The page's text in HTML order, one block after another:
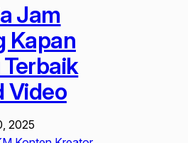
Jam
Kapan
Video
2025